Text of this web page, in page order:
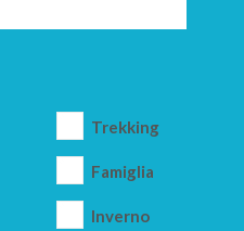
Trekking
Famiglia
Inverno